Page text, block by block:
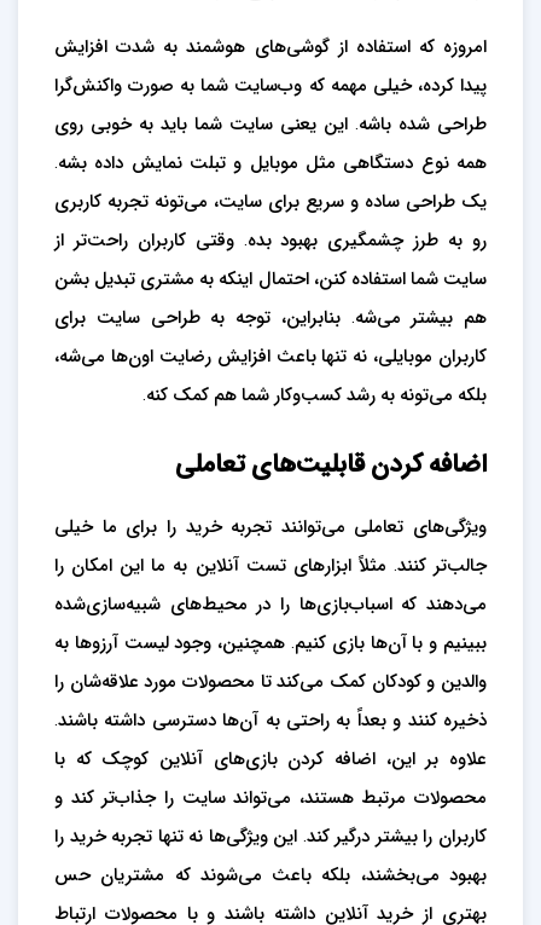
امروزه که استفاده از گوشی‌های هوشمند به شدت افزایش
پیدا کرده، خیلی مهمه که وب‌سایت شما به صورت واکنش‌گرا
طراحی شده باشه. این یعنی سایت شما باید به خوبی روی
همه نوع دستگاهی مثل موبایل و تبلت نمایش داده بشه.
یک طراحی ساده و سریع برای سایت، می‌تونه تجربه کاربری
رو به طرز چشمگیری بهبود بده. وقتی کاربران راحت‌تر از
سایت شما استفاده کنن، احتمال اینکه به مشتری تبدیل بشن
هم بیشتر می‌شه. بنابراین، توجه به طراحی سایت برای
کاربران موبایلی، نه تنها باعث افزایش رضایت اون‌ها می‌شه،
بلکه می‌تونه به رشد کسب‌وکار شما هم کمک کنه.
اضافه کردن قابلیت‌های تعاملی
ویژگی‌های تعاملی می‌توانند تجربه خرید را برای ما خیلی
جالب‌تر کنند. مثلاً ابزارهای تست آنلاین به ما این امکان را
می‌دهند که اسباب‌بازی‌ها را در محیط‌های شبیه‌سازی‌شده
ببینیم و با آن‌ها بازی کنیم. همچنین، وجود لیست آرزوها به
والدین و کودکان کمک می‌کند تا محصولات مورد علاقه‌شان را
ذخیره کنند و بعداً به راحتی به آن‌ها دسترسی داشته باشند.
علاوه بر این، اضافه کردن بازی‌های آنلاین کوچک که با
محصولات مرتبط هستند، می‌تواند سایت را جذاب‌تر کند و
کاربران را بیشتر درگیر کند. این ویژگی‌ها نه تنها تجربه خرید را
بهبود می‌بخشند، بلکه باعث می‌شوند که مشتریان حس
بهتری از خرید آنلاین داشته باشند و با محصولات ارتباط